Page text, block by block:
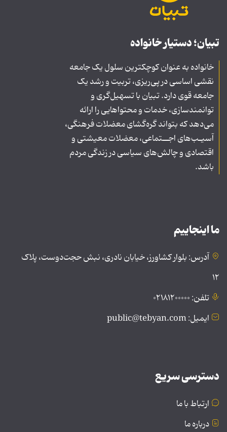
تبیان؛ دستیار خانواده
خانواده به عنوان کوچکترین سلول یک جامعه
نقشی اساسی در پی‌ریزی، تربیت و رشد یک
جامعه قوی دارد. تبیان با تسهیل‌گری و
توانمندسازی، خدمات و محتواهایی را ارائه
می‌دهد که بتواند گره‌گشای معضلات فرهنگی،
آسیـب‌های اجــتماعی، معضلات معیشتی و
اقتصادی و چالش‌های سیاسی در زندگی مردم
باشد.
ما اینجاییم
آدرس: بلوار کشاورز، خیابان نادری، نبش حجت‌دوست، پلاک
۱۲
تلفن: ۰۲۱۸۱۲۰۰۰۰۰
ایمیل: public@tebyan.com
دسترسی سریع
ارتباط با ما
درباره ما